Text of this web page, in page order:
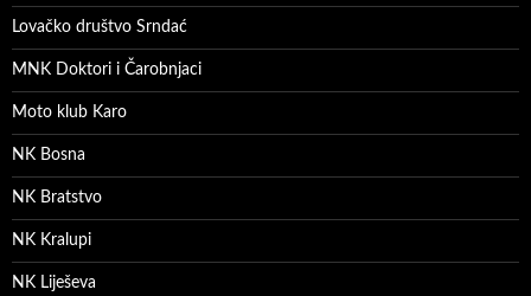
Lovačko društvo Srndać
MNK Doktori i Čarobnjaci
Moto klub Karo
NK Bosna
NK Bratstvo
NK Kralupi
NK Liješeva